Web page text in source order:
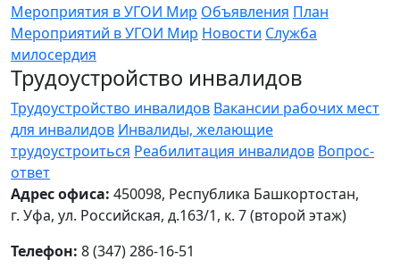
Мероприятия в УГОИ Мир Объявления План
Мероприятий в УГОИ Мир Новости Служба
милосердия
Трудоустройство инвалидов
Трудоустройство инвалидов Вакансии рабочих мест
для инвалидов Инвалиды, желающие
трудоустроиться Реабилитация инвалидов Вопрос-
ответ
Адрес офиса: 450098, Республика Башкортостан,
г. Уфа, ул. Российская, д.163/1, к. 7 (второй этаж)
Телефон: 8 (347) 286-16-51